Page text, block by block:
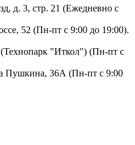
д. 3, стр. 21 (Ежедневно с
52 (Пн-пт с 9:00 до 19:00).
"Иткол") (Пн-пт с
Пушкина, 36А (Пн-пт с 9:00